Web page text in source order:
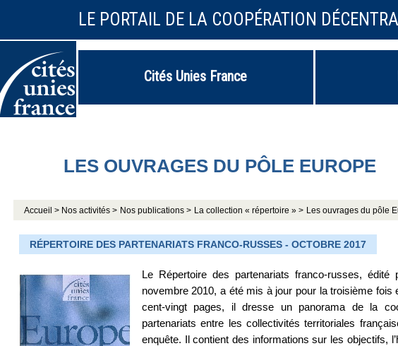
LE PORTAIL DE LA COOPÉRATION
Cités Unies France
LES OUVRAGES DU PÔLE EUROPE
Accueil > Nos activités > Nos publications > La collection « répertoire » > Les ouvrages du pôle
RÉPERTOIRE DES PARTENARIATS FRANCO-RUSSES - OCTOBRE 2017
Le Répertoire des partenariats franco-russes,
novembre 2010, a été mis à jour pour la troisième
cent-vingt pages, il dresse un panorama de la
partenariats entre les collectivités territoriales
enquête. Il contient des informations sur les objectifs,